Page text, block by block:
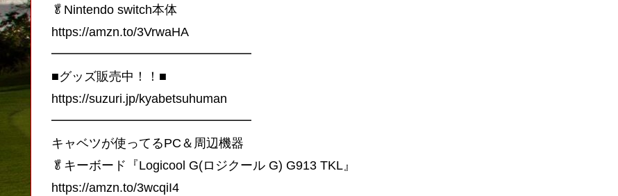
🥬Nintendo switch本体
https://amzn.to/3VrwaHA
━━━━━━━━━━━━━━━━
■グッズ販売中！！■
https://suzuri.jp/kyabetsuhuman
━━━━━━━━━━━━━━━━
キャベツが使ってるPC＆周辺機器
🥬キーボード『Logicool G(ロジクール G) G913 TKL』
https://amzn.to/3wcqiI4